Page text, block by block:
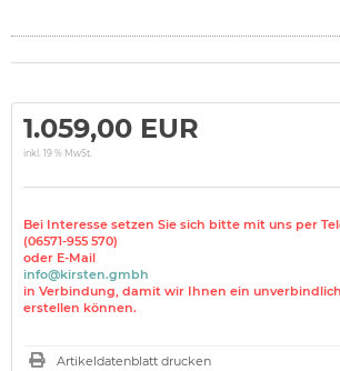
1.059,00 EUR
inkl. 19 % MwSt.
Bei Interesse setzen Sie sich bitte mit uns per
(06571-955 570)
oder E-Mail
info@kirsten.gmbh
in Verbindung, damit wir Ihnen ein
erstellen können.
Artikeldatenblatt drucken